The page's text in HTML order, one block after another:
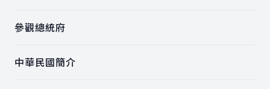
參觀總統府
中華民國簡介